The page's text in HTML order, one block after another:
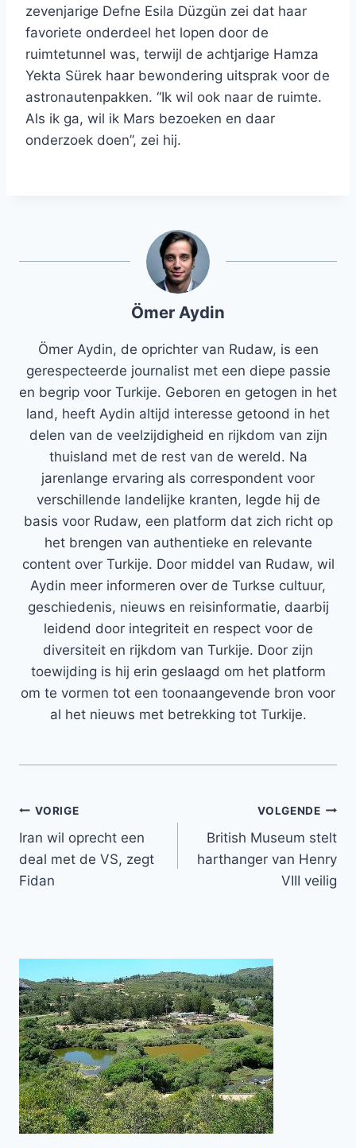
zevenjarige Defne Esila Düzgün zei dat haar
favoriete onderdeel het lopen door de
ruimtetunnel was, terwijl de achtjarige Hamza
Yekta Sürek haar bewondering uitsprak voor de
astronautenpakken. “Ik wil ook naar de ruimte.
Als ik ga, wil ik Mars bezoeken en daar
onderzoek doen”, zei hij.
Ömer Aydin
Ömer Aydin, de oprichter van Rudaw, is een
gerespecteerde journalist met een diepe passie
en begrip voor Turkije. Geboren en getogen in het
land, heeft Aydin altijd interesse getoond in het
delen van de veelzijdigheid en rijkdom van zijn
thuisland met de rest van de wereld. Na
jarenlange ervaring als correspondent voor
verschillende landelijke kranten, legde hij de
basis voor Rudaw, een platform dat zich richt op
het brengen van authentieke en relevante
content over Turkije. Door middel van Rudaw, wil
Aydin meer informeren over de Turkse cultuur,
geschiedenis, nieuws en reisinformatie, daarbij
leidend door integriteit en respect voor de
diversiteit en rijkdom van Turkije. Door zijn
toewijding is hij erin geslaagd om het platform
om te vormen tot een toonaangevende bron voor
al het nieuws met betrekking tot Turkije.
Bericht
navigatie
VORIGE
Iran wil oprecht een
deal met de VS, zegt
Fidan
VOLGENDE
British Museum stelt
harthanger van Henry
VIII veilig